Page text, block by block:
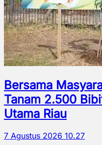
Bersama
Tanam 2.500
Utama Riau
7 Agustus 2026 10.27